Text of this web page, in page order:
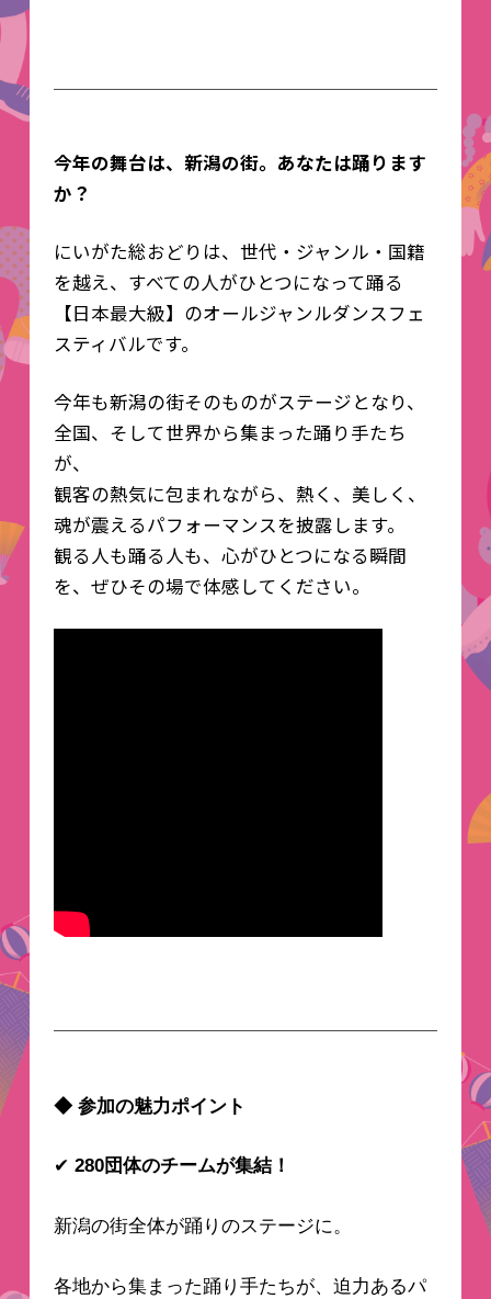
今年の舞台は、新潟の街。あなたは踊ります
か？
にいがた総おどりは、世代・ジャンル・国籍
を越え、すべての人がひとつになって踊る
【日本最大級】のオールジャンルダンスフェ
スティバルです。
今年も新潟の街そのものがステージとなり、
全国、そして世界から集まった踊り手たち
が、
観客の熱気に包まれながら、熱く、美しく、
魂が震えるパフォーマンスを披露します。
観る人も踊る人も、心がひとつになる瞬間
を、ぜひその場で体感してください。
◆ 参加の魅力ポイント
✔280団体のチームが集結！
新潟の街全体が踊りのステージに。
各地から集まった踊り手たちが、迫力あるパ